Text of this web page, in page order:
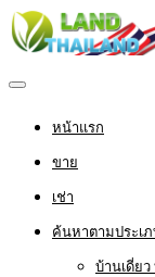
หน้าแรก
ขาย
เช่า
ค้นหาตามประเ
บ้านเดี่ย